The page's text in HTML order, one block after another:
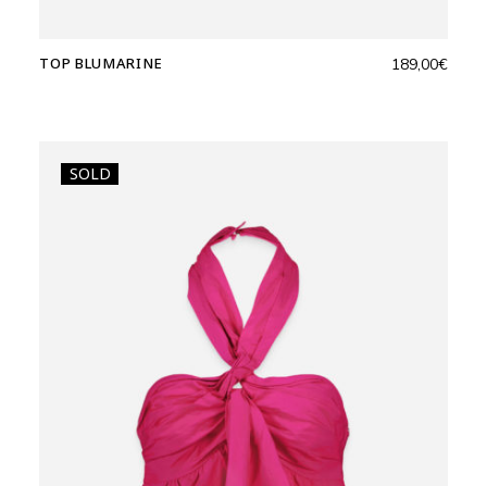
TOP BLUMARINE 189,00€
SOLD